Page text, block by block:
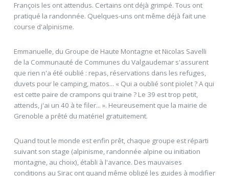
François les ont attendus. Certains ont déjà grimpé. Tous ont
pratiqué la randonnée. Quelques-uns ont même déjà fait une
course d'alpinisme.
Emmanuelle, du Groupe de Haute Montagne et Nicolas Savelli
de la Communauté de Communes du Valgaudemar s'assurent
que rien n'a été oublié : repas, réservations dans les refuges,
duvets pour le camping, matos... « Qui a oublié sont piolet ? A qui
est cette paire de crampons qui traine ? Le 39 est trop petit,
attends, j'ai un 40 à te filer... ». Heureusement que la mairie de
Grenoble a prêté du matériel gratuitement.
Quand tout le monde est enfin prêt, chaque groupe est réparti
suivant son stage (alpinisme, randonnée alpine ou initiation
montagne, au choix), établi à l'avance. Des mauvaises
conditions au Sirac ont quand même obligé les guides à modifier